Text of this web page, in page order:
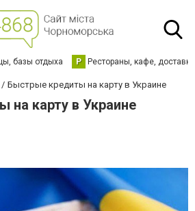
базы отдыха Р Рестораны, кафе,
Быстрые кредиты на карту в Украине
на карту в Украине